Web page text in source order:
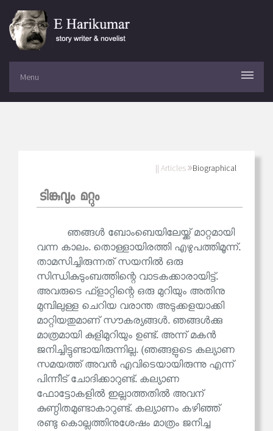
Menu
|| Articles Biographical
ടിങ്കുവും മറ്റും
ഞങ്ങൾ ബോംബെയിലേയ്ക്ക് മാറ്റമായി
വന്ന കാലം. തൊള്ളായിരത്തി എഴുപത്തിമൂന്ന്.
താമസിച്ചിരുന്നത് സയനിൽ ഒരു
സിന്ധികുടുംബത്തിന്റെ വാടകക്കാരായിട്ട്.
അവരുടെ ഫ്‌ളാറ്റിന്റെ ഒരു മുറിയും അതിനു
മുമ്പിലുള്ള ചെറിയ വരാന്ത അടുക്കളയാക്കി
മാറ്റിയതുമാണ് സൗകര്യങ്ങൾ. ഞങ്ങൾക്കു
മാത്രമായി കുളിമുറിയും ഉണ്ട്. അന്ന് മകൻ
ജനിച്ചിട്ടുണ്ടായിരുന്നില്ല. (ഞങ്ങളുടെ കല്യാണ
സമയത്ത് അവൻ എവിടെയായിരുന്നു എന്ന്
പിന്നീട് ചോദിക്കാറുണ്ട്. കല്യാണ
ഫോട്ടോകളിൽ ഇല്ലാത്തതിൽ അവന്
കുണ്ഠിതമുണ്ടാകാറുണ്ട്. കല്യാണം കഴിഞ്ഞ്
രണ്ടു കൊല്ലത്തിനുശേഷം മാത്രം ജനിച്ച